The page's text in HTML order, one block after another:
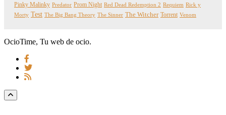
Pinky Malinky Predator Prom Night Red Dead Redemption 2 Requiem Rick y
Morty Test The Big Bang Theory The Sinner The Witcher Torrent Venom
OcioTime, Tu web de ocio.